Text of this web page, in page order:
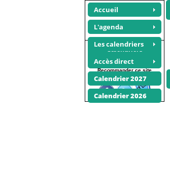
Accueil
L'agenda
Les calendriers
Accès direct
Calendrier 2027
Calendrier 2026
Calendriers
mai 2021
Recommander ce site